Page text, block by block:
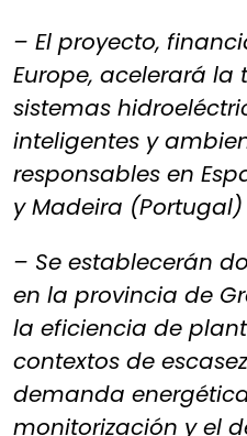
– El proyecto,
Europe, acelerará
sistemas
inteligentes y
responsables en
y Madeira (Portugal)
– Se establecerán
en la provincia de
la eficiencia de
contextos de
demanda
monitorización y el